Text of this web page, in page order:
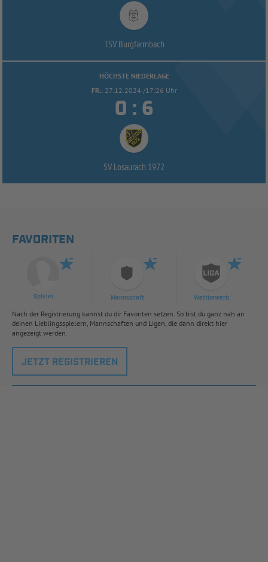
TSV Burgfarrnbach
HÖCHSTE NIEDERLAGE
FR.. 27.12.2024 /17:26 Uhr
 : 
SV Losaurach 1972
FAVORITEN
Spieler Mannschaft Wettbewerb
Nach der Registrierung kannst du dir Favoriten setzen. So bist du ganz nah an
deinen Lieblingsspielern, Mannschaften und Ligen, die dann direkt hier
angezeigt werden.
JETZT REGISTRIEREN